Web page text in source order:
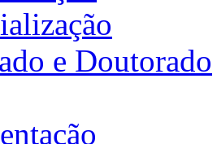
e Doutorado